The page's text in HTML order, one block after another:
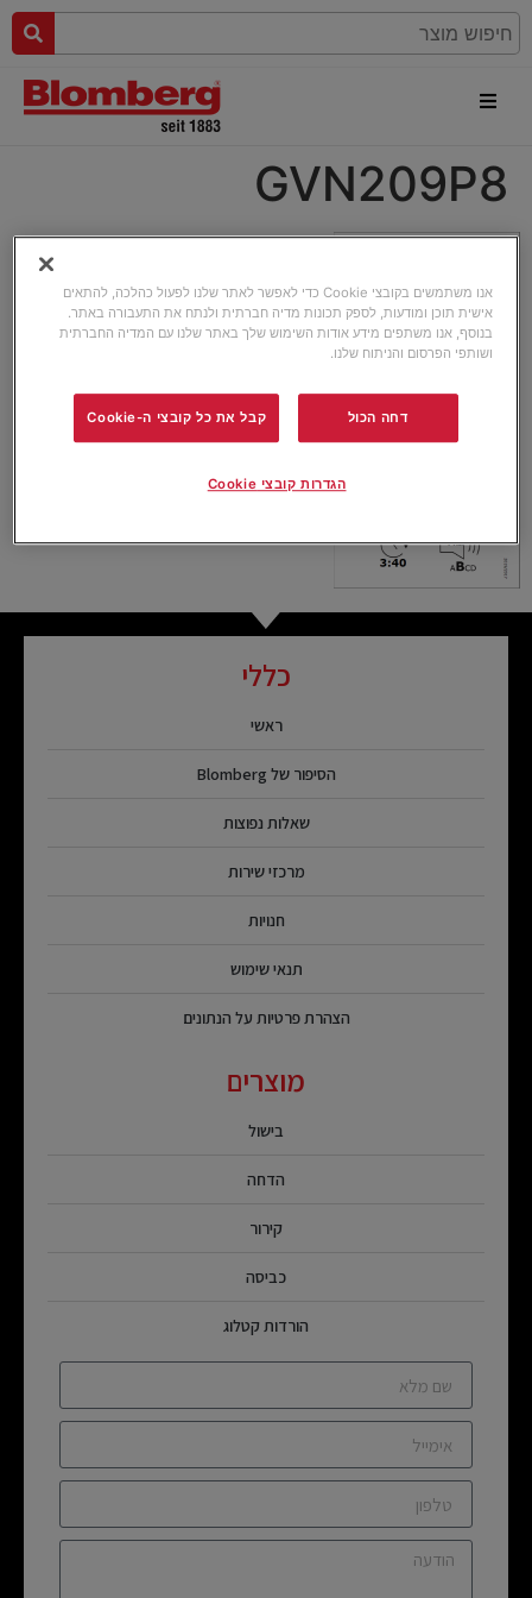
GVN209P8
כללי
ראשי
הסיפור של Blomberg
שאלות נפוצות
מרכזי שירות
חנויות
תנאי שימוש
הצהרת פרטיות על הנתונים
מוצרים
בישול
הדחה
קירור
כביסה
הורדות קטלוג
אנו משתמשים בקובצי Cookie כדי לאפשר לאתר שלנו לפעול כהלכה, להתאים
אישית תוכן ומודעות, לספק תכונות מדיה חברתית ולנתח את התעבורה באתר.
בנוסף, אנו משתפים מידע אודות השימוש שלך באתר שלנו עם המדיה החברתית
ושותפי הפרסום והניתוח שלנו.
דחה הכול קבל את כל קובצי ה-Cookie
הגדרות קובצי Cookie